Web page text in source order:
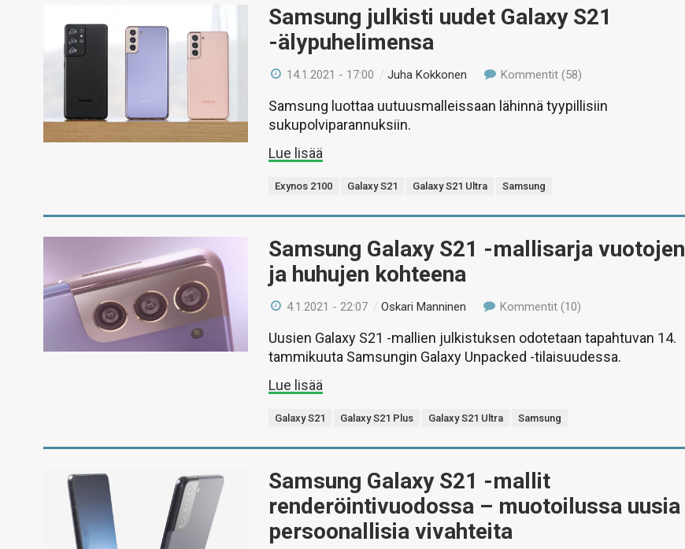
Samsung julkisti uudet Galaxy S21
-älypuhelimensa
14.1.2021 - 17:00 /Juha Kokkonen Kommentit (58)
Samsung luottaa uutuusmalleissaan lähinnä tyypillisiin
sukupolviparannuksiin.
Lue lisää
Exynos 2100 Galaxy S21 Galaxy S21 Ultra Samsung
Samsung Galaxy S21 -mallisarja vuotojen
ja huhujen kohteena
4.1.2021 - 22:07 /Oskari Manninen Kommentit (10)
Uusien Galaxy S21 -mallien julkistuksen odotetaan tapahtuvan 14.
tammikuuta Samsungin Galaxy Unpacked -tilaisuudessa.
Lue lisää
Galaxy S21 Galaxy S21 Plus Galaxy S21 Ultra Samsung
Samsung Galaxy S21 -mallit
renderöintivuodossa – muotoilussa uusia
persoonallisia vivahteita